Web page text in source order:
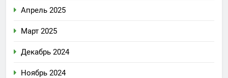
Апрель 2025
Март 2025
Декабрь 2024
Ноябрь 2024